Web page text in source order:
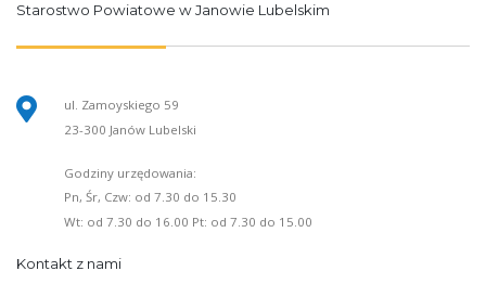
Starostwo Powiatowe w Janowie Lubelskim
ul. Zamoyskiego 59
23-300 Janów Lubelski
Godziny urzędowania:
Pn, Śr, Czw: od 7.30 do 15.30
Wt: od 7.30 do 16.00 Pt: od 7.30 do 15.00
Kontakt z nami